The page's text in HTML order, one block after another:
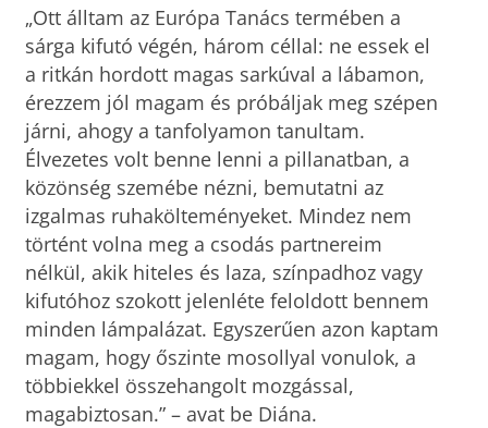
„Ott álltam az Európa Tanács termében a
sárga kifutó végén, három céllal: ne essek el
a ritkán hordott magas sarkúval a lábamon,
érezzem jól magam és próbáljak meg szépen
járni, ahogy a tanfolyamon tanultam.
Élvezetes volt benne lenni a pillanatban, a
közönség szemébe nézni, bemutatni az
izgalmas ruhakölteményeket. Mindez nem
történt volna meg a csodás partnereim
nélkül, akik hiteles és laza, színpadhoz vagy
kifutóhoz szokott jelenléte feloldott bennem
minden lámpalázat. Egyszerűen azon kaptam
magam, hogy őszinte mosollyal vonulok, a
többiekkel összehangolt mozgással,
magabiztosan.” – avat be Diána.